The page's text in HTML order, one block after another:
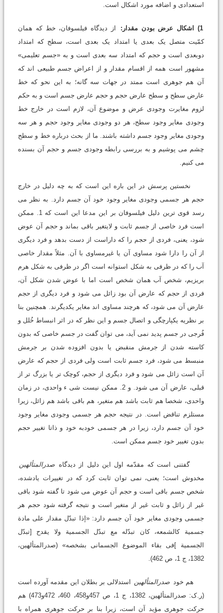
استعدادى و اضافه مورد اشکال است.
1) اشکال عرض بودن مقدار:
از دیدگاه فیلسوفان، خط که همان
کمّیت متصل یک بعدى یا امتداد یک بعدى است، سطح که امتداد
دوبعدى است و حجم که امتداد سه بعدى است و به «جسم تعلیمى»
مشهور است همه از اقسام مقدار و از اعراض جسم طبیعى اند که
آن هم جوهرى است ممتد در جهات سه گانه؛ به این نحو که خط
عارض سطح و سطح عارض حجم و حجم عارض جسم است و به حکم
لزوم مغایرت وجودى عرض و موضوع آن، لازم است در خارج خط
وجودى مغایر وجود سطح، هر دو وجودى مغایر وجود حجم و هر سه
وجودى مغایر وجود جسم داشته باشند. ما از بحث درباره خط و سطح
چشم مى پوشیم و به بررسى رابطه وجودى جسم و حجم آن بسنده
مى کنیم.
نخستین پرسش در این باره این است که به چه دلیل در خارج
حجم هر جسمى وجودى مغایر وجود خود آن جسم دارد. به نظر مى
رسد قوى ترین دلیل فیلسوفان بر این مدعا این است که 1. ممکن
است فرد خاصى از جسم ثابت و لایتغیر باقى بماند و حجم آن عوض
شود، یعنى، فردى از حجم را که داراست از دست بدهد و فرد دیگرى
از آن را دارا شود مساوى آن یا غیرمساوى با آن. مثلاً مقدار خاصى
آب را که در ظرفى به شکل استوانه است اگر در ظرفى به شکل هرم
بریزیم، شخص آب همان شخص است اما با عوض شدن شکل آن،
فردى از حجم که عارض آن بود زائل مى شود و فرد دیگرى از حجم
عارض آن مى شود، که هرچند مساوى اند مغایر یکدیگرند. همچنین بنا
بر نظریه یکپارچگى و اتصال جسم و این نظر که در اثر انبساط خُلل و
فُرجى در جسم پدید نمى آید، مى توان گفت در جسم خاصى که بدون
کاسته شدن از جرمش منقبض یا بدون افزوده شدن بر جرمش
منبسط مى شود، فرد جسم ثابت است ولى فردى از حجم که عارض
آن است زائل مى شود و فرد دیگرى از حجم، کوچک تر یا بزرگ تر از
قبلى، عارض آن مى شود. و 2. ممکن نیست شى ء واحدى، در زمان
واحدى، شخصا هم ثابت باشد هم متغیر، هم باقى باشد هم زائل، زیرا
مستلزم تناقض است. در نتیجه حجم هر جسمى وجودى مغایر وجود
خود آن جسم دارد، زیرا در هر جسمى خودبه خود و ذاتا تغییر حجم
بدون تغییر خود جسم ممکن است.
گفتنى است که مقدّمه اول این دلیل از دیدگاه
صدرالمتألهین
مخدوش است؛ یعنى، نمى توان ثابت کرد که در تغییرات یادشده،
شخص جسم باقى است و حجم آن عوض مى شود تا گفته شود باقى
غیر از زائل و ثابت غیر از متغیر است و نتیجه گرفته شود حجم هر
جسمى وجودى مغایر خود آن جسم دارد: «إذا تبدّل مقدار على مادة
جسمیة کالشمعه، کان تبدّله مع تبدّل الجسمیة ولا یقدح [تبدّل
الجسمیة ]فى بقاء الموضوع الجسمانى بشخصه» (صدرالمتألهین،
1382، ج 1، ص 462).
هم خود صدرالمتألهین
استدلالى بر بطلان این مقدمه آورده است
(ر.ک: صدرالمتألهین، 1382، ج 1، ص 457و458، 460، 472و473) هم
حرکت جوهرى مؤید آن است، زیرا بنا بر حرکت جوهرى همراه با